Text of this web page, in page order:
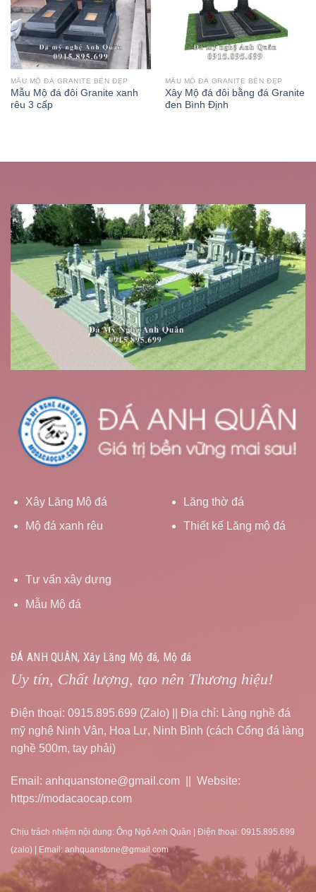
MẪU MỘ ĐÁ GRANITE BỀN ĐẸP
Mẫu Mộ đá đôi Granite xanh
rêu 3 cấp
MẪU MỘ ĐÁ GRANITE BỀN ĐẸP
Xây Mộ đá đôi bằng đá Granite
đen Bình Định
Xây Lăng Mộ đá
Mộ đá xanh rêu
Lăng thờ đá
Thiết kế Lăng mộ đá
Tư vấn xây dựng
Mẫu Mộ đá
ĐÁ ANH QUÂN, Xây Lăng Mộ đá, Mộ đá
Uy tín, Chất lượng, tạo nên Thương hiệu!
Điện thoại: 0915.895.699 (Zalo) || Địa chỉ: Làng nghề đá
mỹ nghệ Ninh Vân, Hoa Lư, Ninh Bình (cách Cổng đá làng
nghề 500m, tay phải)
Email: anhquanstone@gmail.com || Website:
https://modacaocap.com
Chịu trách nhiệm nội dung: Ông Ngô Anh Quân | Điện thoại: 0915.895.699
(zalo) | Email: anhquanstone@gmail.com